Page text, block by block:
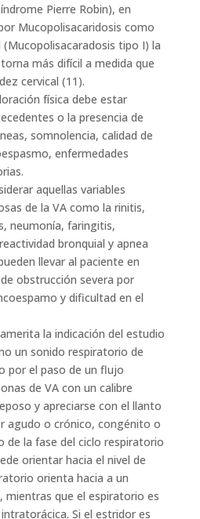
Pierre Robin), en
Mucopolisacaridosis como
(Mucopolisacaradosis tipo I) la
más difícil a medida que
cervical (11).
física debe estar
o la presencia de
somnolencia, calidad de
enfermedades
aquellas variables
de la VA como la rinitis,
neumonía, faringitis,
bronquial y apnea
llevar al paciente en
obstrucción severa por
y dificultad en el
la indicación del estudio
un sonido respiratorio de
por el paso de un flujo
de VA con un calibre
y apreciarse con el llanto
agudo o crónico, congénito o
de la fase del ciclo respiratorio
orientar hacia el nivel de
orienta hacia a un
mientras que el espiratorio es
Si el estridor es